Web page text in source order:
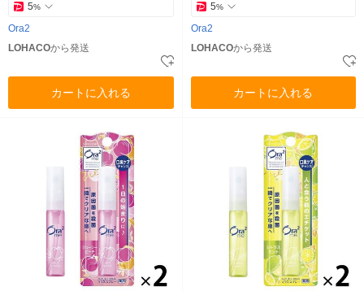
5%
Ora2
LOHACOから発送
カートに入れる
5%
Ora2
LOHACOから発送
カートに入れる